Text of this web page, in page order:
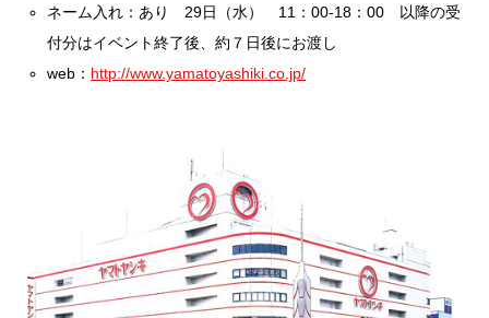
ネーム入れ：あり 29日（水） 11：00-18：00 以降の受
付分はイベント終了後、約７日後にお渡し
web： http://www.yamatoyashiki.co.jp/